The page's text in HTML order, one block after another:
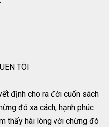
TÔI
định cho ra đời cuốn sách
đó xa cách, hạnh phúc
thấy hài lòng với chừng đó